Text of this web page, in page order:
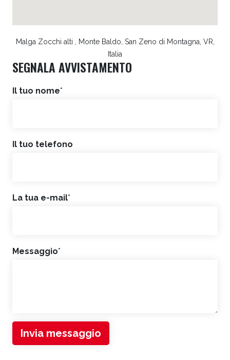
Malga Zocchi alti , Monte Baldo, San Zeno di Montagna, VR,
Italia
SEGNALA AVVISTAMENTO
Il tuo nome*
Il tuo telefono
La tua e-mail*
Messaggio*
Invia messaggio